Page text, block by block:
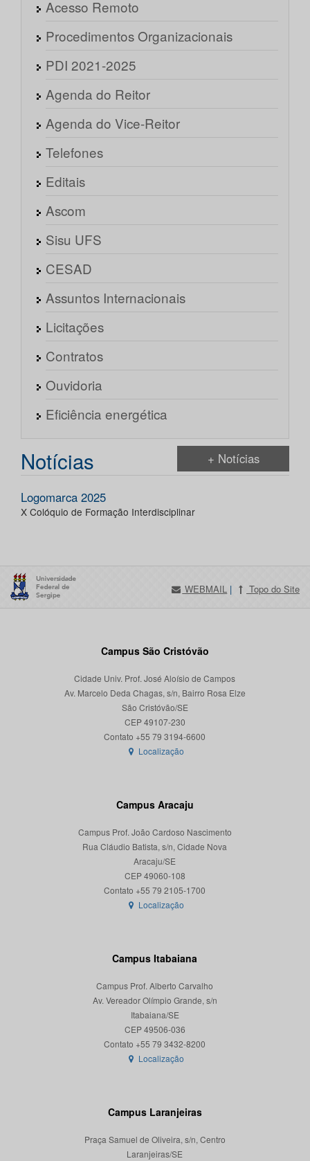
Acesso Remoto
Procedimentos Organizacionais
PDI 2021-2025
Agenda do Reitor
Agenda do Vice-Reitor
Telefones
Editais
Ascom
Sisu UFS
CESAD
Assuntos Internacionais
Licitações
Contratos
Ouvidoria
Eficiência energética
Notícias + Notícias
Logomarca 2025
X Colóquio de Formação Interdisciplinar
WEBMAIL | Topo do Site
Campus São Cristóvão
Cidade Univ. Prof. José Aloísio de Campos
Av. Marcelo Deda Chagas, s/n, Bairro Rosa Elze
São Cristóvão/SE
CEP 49107-230
Localização
Campus Aracaju
Campus Prof. João Cardoso Nascimento
Rua Cláudio Batista, s/n, Cidade Nova
Aracaju/SE
CEP 49060-108
Localização
Campus Itabaiana
Campus Prof. Alberto Carvalho
Av. Vereador Olímpio Grande, s/n
Itabaiana/SE
CEP 49506-036
Localização
Campus Laranjeiras
Praça Samuel de Oliveira, s/n, Centro
Laranjeiras/SE